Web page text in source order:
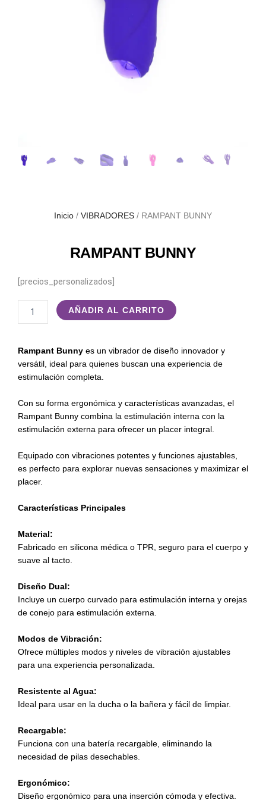
Inicio / VIBRADORES / RAMPANT BUNNY
RAMPANT BUNNY
[precios_personalizados]
AÑADIR AL CARRITO
Rampant Bunny es un vibrador de diseño innovador y
versátil, ideal para quienes buscan una experiencia de
estimulación completa.
Con su forma ergonómica y características avanzadas, el
Rampant Bunny combina la estimulación interna con la
estimulación externa para ofrecer un placer integral.
Equipado con vibraciones potentes y funciones ajustables,
es perfecto para explorar nuevas sensaciones y maximizar el
placer.
Características Principales
Material:
Fabricado en silicona médica o TPR, seguro para el cuerpo y
suave al tacto.
Diseño Dual:
Incluye un cuerpo curvado para estimulación interna y orejas
de conejo para estimulación externa.
Modos de Vibración:
Ofrece múltiples modos y niveles de vibración ajustables
para una experiencia personalizada.
Resistente al Agua:
Ideal para usar en la ducha o la bañera y fácil de limpiar.
Recargable:
Funciona con una batería recargable, eliminando la
necesidad de pilas desechables.
Ergonómico:
Diseño ergonómico para una inserción cómoda y efectiva.